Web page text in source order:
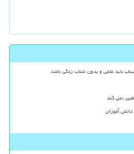
باید علمی و بدون شتاب زدگی باشد
نمی کند
دانش آموزان